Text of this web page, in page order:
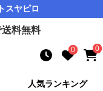
スヤピロ
料無料
0 0
人気ランキング